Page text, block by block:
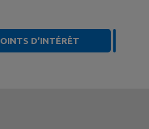
D’INTÉRÊT